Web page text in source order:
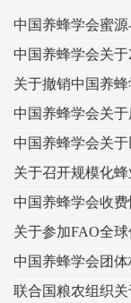
中国养蜂学会关
关于撤销中国养
中国养蜂学会关
关于召开规模化
中国养蜂学会收
关于参加FAO全
中国养蜂学会团
联合国粮农组织